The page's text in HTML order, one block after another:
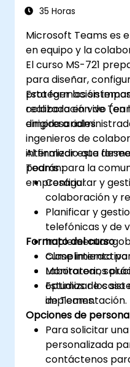
35 Horas
Microsoft Teams es
en equipo y la
El curso MS-721
para diseñar,
proteger los
colaboración de
empresariales.
Esta formación
realizada en vivo
dirigida a
ingenieros de
intermedio que
Teams para la
empresarial.
Al finalizar esta
podrán:
Configurar y
colaboración y
Planificar y
telefónicas y de
Implementar
cumplimiento
Monitorear,
optimizar los
de Teams.
Formato del curso
Clase
Laboratorios
Estudios de
implementación.
Opciones de
Para solicitar
personalizada
contáctenos